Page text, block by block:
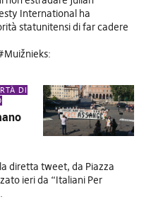
International ha
statunitensi di far cadere
DI
diretta tweet, da Piazza
ieri da “Italiani Per